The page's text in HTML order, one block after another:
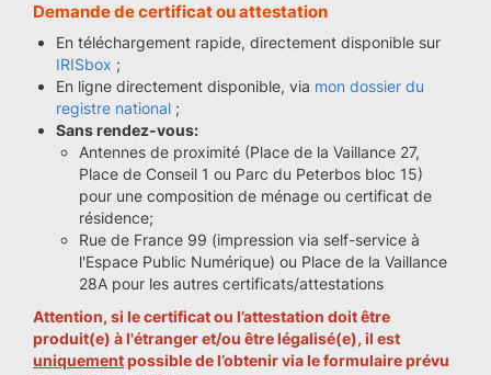
Demande de certificat ou attestation
En téléchargement rapide, directement disponible sur
IRISbox ;
En ligne directement disponible, via mon dossier du
registre national ;
Sans rendez-vous:
Antennes de proximité (Place de la Vaillance 27,
Place de Conseil 1 ou Parc du Peterbos bloc 15)
pour une composition de ménage ou certificat de
résidence;
Rue de France 99 (impression via self-service à
l'Espace Public Numérique) ou Place de la Vaillance
28A pour les autres certificats/attestations
Attention, si le certificat ou l’attestation doit être
produit(e) à l'étranger et/ou être légalisé(e), il est
uniquementpossible de l’obtenir via le formulaire prévu